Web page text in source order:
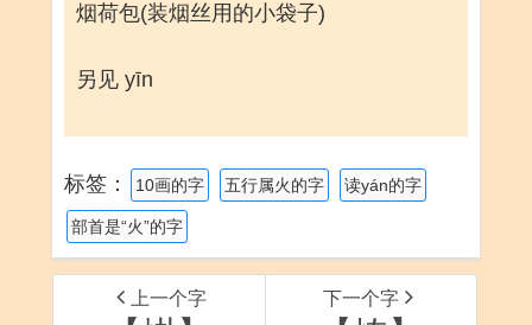
烟荷包(装烟丝用的小袋子)
另见 yīn
标签： 10画的字 五行属火的字 读yán的字
部首是“火”的字
上一个字 下一个字